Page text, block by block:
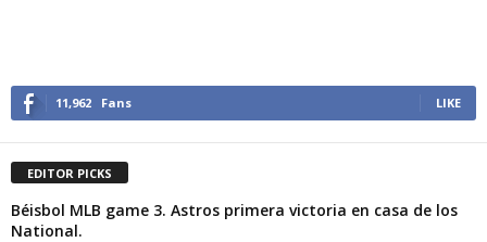
11,962 Fans LIKE
EDITOR PICKS
Béisbol MLB game 3. Astros primera victoria en casa de los
National.